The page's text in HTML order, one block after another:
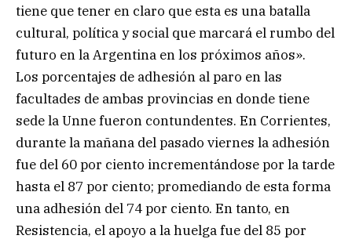
tiene que tener en claro que esta es una batalla
cultural, política y social que marcará el rumbo del
futuro en la Argentina en los próximos años».
Los porcentajes de adhesión al paro en las
facultades de ambas provincias en donde tiene
sede la Unne fueron contundentes. En Corrientes,
durante la mañana del pasado viernes la adhesión
fue del 60 por ciento incrementándose por la tarde
hasta el 87 por ciento; promediando de esta forma
una adhesión del 74 por ciento. En tanto, en
Resistencia, el apoyo a la huelga fue del 85 por